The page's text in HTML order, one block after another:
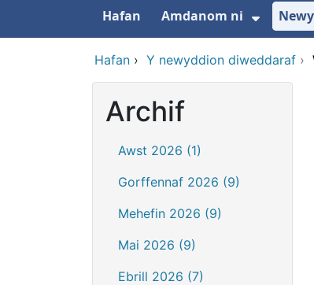
Hafan Amdanom ni
Hafan › Y newyddion diweddaraf ›
Archif
Awst 2026 (1)
Gorffennaf 2026 (9)
Mehefin 2026 (9)
Mai 2026 (9)
Ebrill 2026 (7)